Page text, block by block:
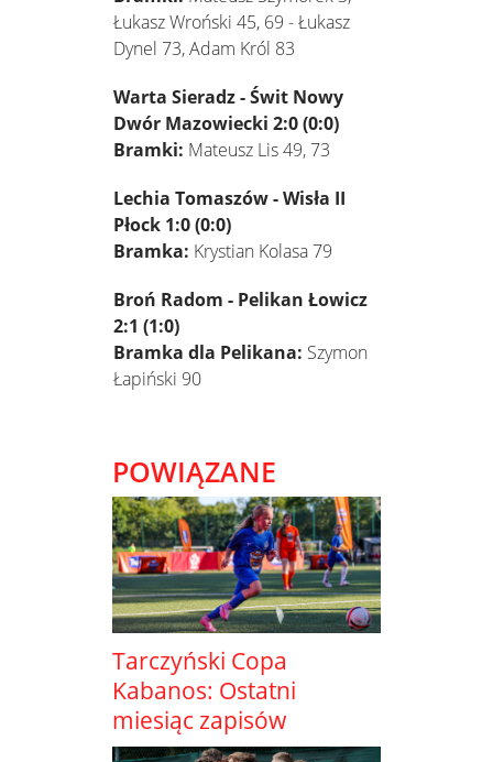
Łukasz Wroński 45, 69 - Łukasz
Dynel 73, Adam Król 83
Warta Sieradz - Świt Nowy
Dwór Mazowiecki 2:0 (0:0)
Bramki: Mateusz Lis 49, 73
Lechia Tomaszów - Wisła II
Płock 1:0 (0:0)
Bramka: Krystian Kolasa 79
Broń Radom - Pelikan Łowicz
2:1 (1:0)
Bramka dla Pelikana: Szymon
Łapiński 90
POWIĄZANE
Tarczyński Copa
Kabanos: Ostatni
miesiąc zapisów